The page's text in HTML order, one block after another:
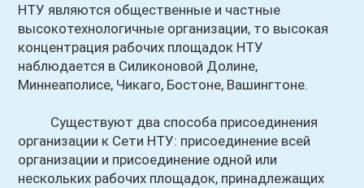
НТУ являются общественные и частные
высокотехнологичные организации, то высокая
концентрация рабочих площадок НТУ
наблюдается в Силиконовой Долине,
Миннеаполисе, Чикаго, Бостоне, Вашингтоне.
Существуют два способа присоединения
организации к Сети НТУ: присоединение всей
организации и присоединение одной или
нескольких рабочих площадок, принадлежащих